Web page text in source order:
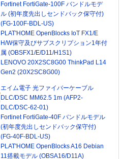
Fortinet FortiGate-100F バンドルモデ
ル (初年度先出しセンドバック保守付)
(FG-100F-BDL-US)
PLAT'HOME OpenBlocks IoT FX1/E
H/W保守及びサブスクリプション1年付
属 (OBSFX1/E/D11/H1S1)
LENOVO 20X2SC8G00 ThinkPad L14
Gen2 (20X2SC8G00)
エイム電子 光ファイバーケーブル
DLC/DSC MM62.5 1m (AFP2-
DLC/DSC-62-01)
Fortinet FortiGate-40F バンドルモデル
(初年度先出しセンドバック保守付)
(FG-40F-BDL-US)
PLAT'HOME OpenBlocks A16 Debian
11搭載モデル (OBSA16/D11A)